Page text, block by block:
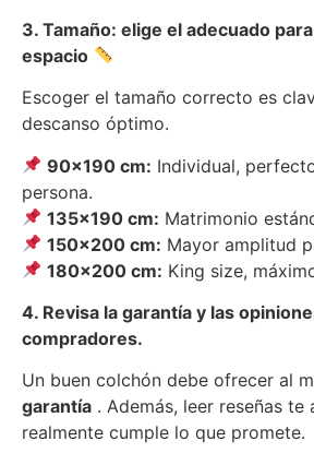
3. Tamaño: elige el adecuado
espacio
Escoger el tamaño correcto es
descanso óptimo.
90×190 cm: Individual,
persona.
135×190 cm: Matrimonio
150×200 cm: Mayor amplitud
180×200 cm: King size,
4. Revisa la garantía y las
compradores.
Un buen colchón debe ofrecer al
garantía . Además, leer reseñas te
realmente cumple lo que promete.